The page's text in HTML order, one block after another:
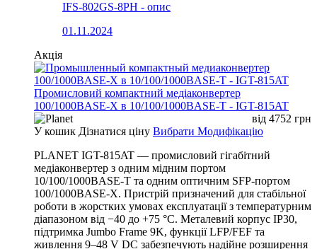
IFS-802GS-8PH - опис
01.11.2024
Акція
Промисловий компактний медіаконвертер
100/1000BASE-X в 10/100/1000BASE-T - IGT-815AT
від 4752 грн
У кошик Дізнатися ціну Вибрати Модифікацію
PLANET IGT-815AT — промисловий гігабітний
медіаконвертер з одним мідним портом
10/100/1000BASE-T та одним оптичним SFP-портом
100/1000BASE-X. Пристрій призначений для стабільної
роботи в жорстких умовах експлуатації з температурним
діапазоном від −40 до +75 °C. Металевий корпус IP30,
підтримка Jumbo Frame 9K, функції LFP/FEF та
живлення 9–48 V DC забезпечують надійне розширення